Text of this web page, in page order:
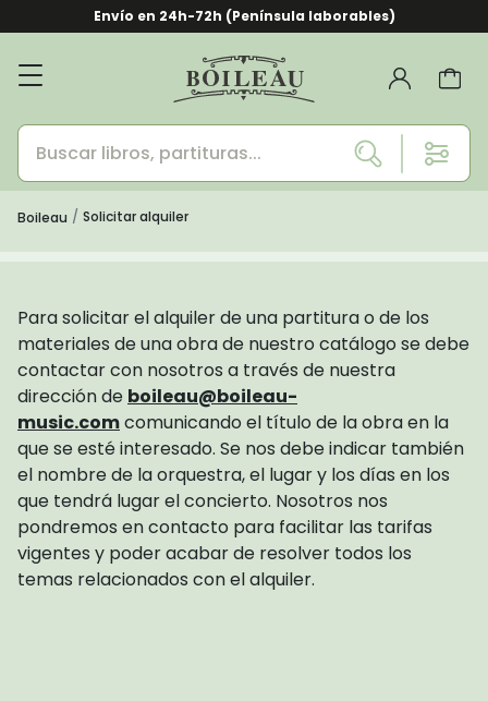
Envío en 24h-72h (Península laborables)
Boileau Solicitar alquiler
Para solicitar el alquiler de una partitura o de los
materiales de una obra de nuestro catálogo se debe
contactar con nosotros a través de nuestra
dirección de boileau@boileau-
music.comcomunicando el título de la obra en la
que se esté interesado. Se nos debe indicar también
el nombre de la orquestra, el lugar y los días en los
que tendrá lugar el concierto. Nosotros nos
pondremos en contacto para facilitar las tarifas
vigentes y poder acabar de resolver todos los
temas relacionados con el alquiler.